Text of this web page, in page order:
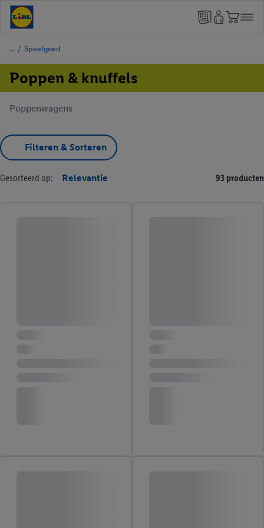
/ Speelgoed
Poppen & knuffels
Poppenwagens
Filteren & Sorteren
Gesorteerd op: Relevantie 93 producten